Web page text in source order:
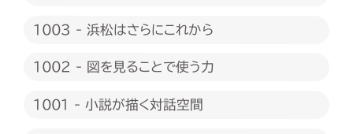
1003 - 浜松はさらにこれから
1002 - 図を見ることで使う力
1001 - 小説が描く対話空間